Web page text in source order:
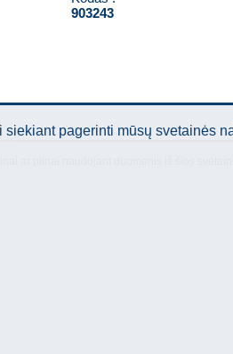
903243
pagerinti mūsų svetainės